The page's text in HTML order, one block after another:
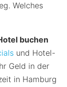
Welches
buchen
und Hotel-
Geld in der
in Hamburg